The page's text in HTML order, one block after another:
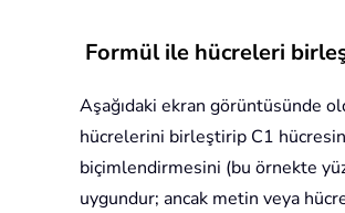
Formül ile hücreleri
Aşağıdaki ekran görüntüsünde
hücrelerini birleştirip C1
biçimlendirmesini (bu örnekte
uygundur; ancak metin veya